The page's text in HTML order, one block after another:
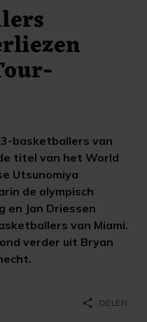
basketballers van
titel van het World
Utsunomiya
de olympisch
en Jan Driessen
van Miami.
verder uit Bryan
share DELEN